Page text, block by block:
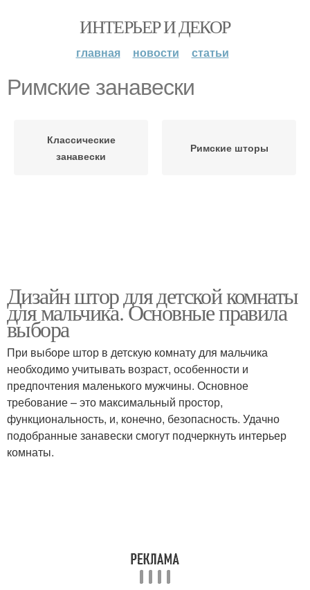
ИНТЕРЬЕР И ДЕКОР
главная новости статьи
Римские занавески
Классические
занавески
Римские шторы
Дизайн штор для детской комнаты
для мальчика. Основные правила
выбора
При выборе штор в детскую комнату для мальчика
необходимо учитывать возраст, особенности и
предпочтения маленького мужчины. Основное
требование – это максимальный простор,
функциональность, и, конечно, безопасность. Удачно
подобранные занавески смогут подчеркнуть интерьер
комнаты.